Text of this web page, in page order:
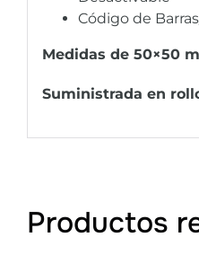
Código de
Medidas de 50×50
Suministrada en
Productos